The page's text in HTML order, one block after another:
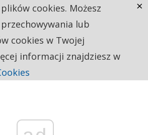
cookies. Możesz
lub
cookies w Twojej
informacji znajdziesz w
×